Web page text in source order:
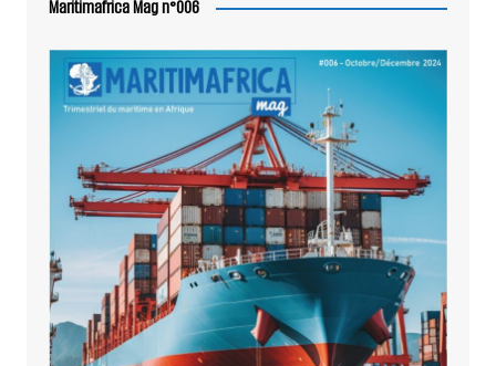
Maritimafrica Mag n°006